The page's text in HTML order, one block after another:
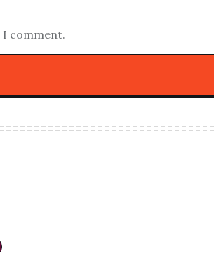
I comment.